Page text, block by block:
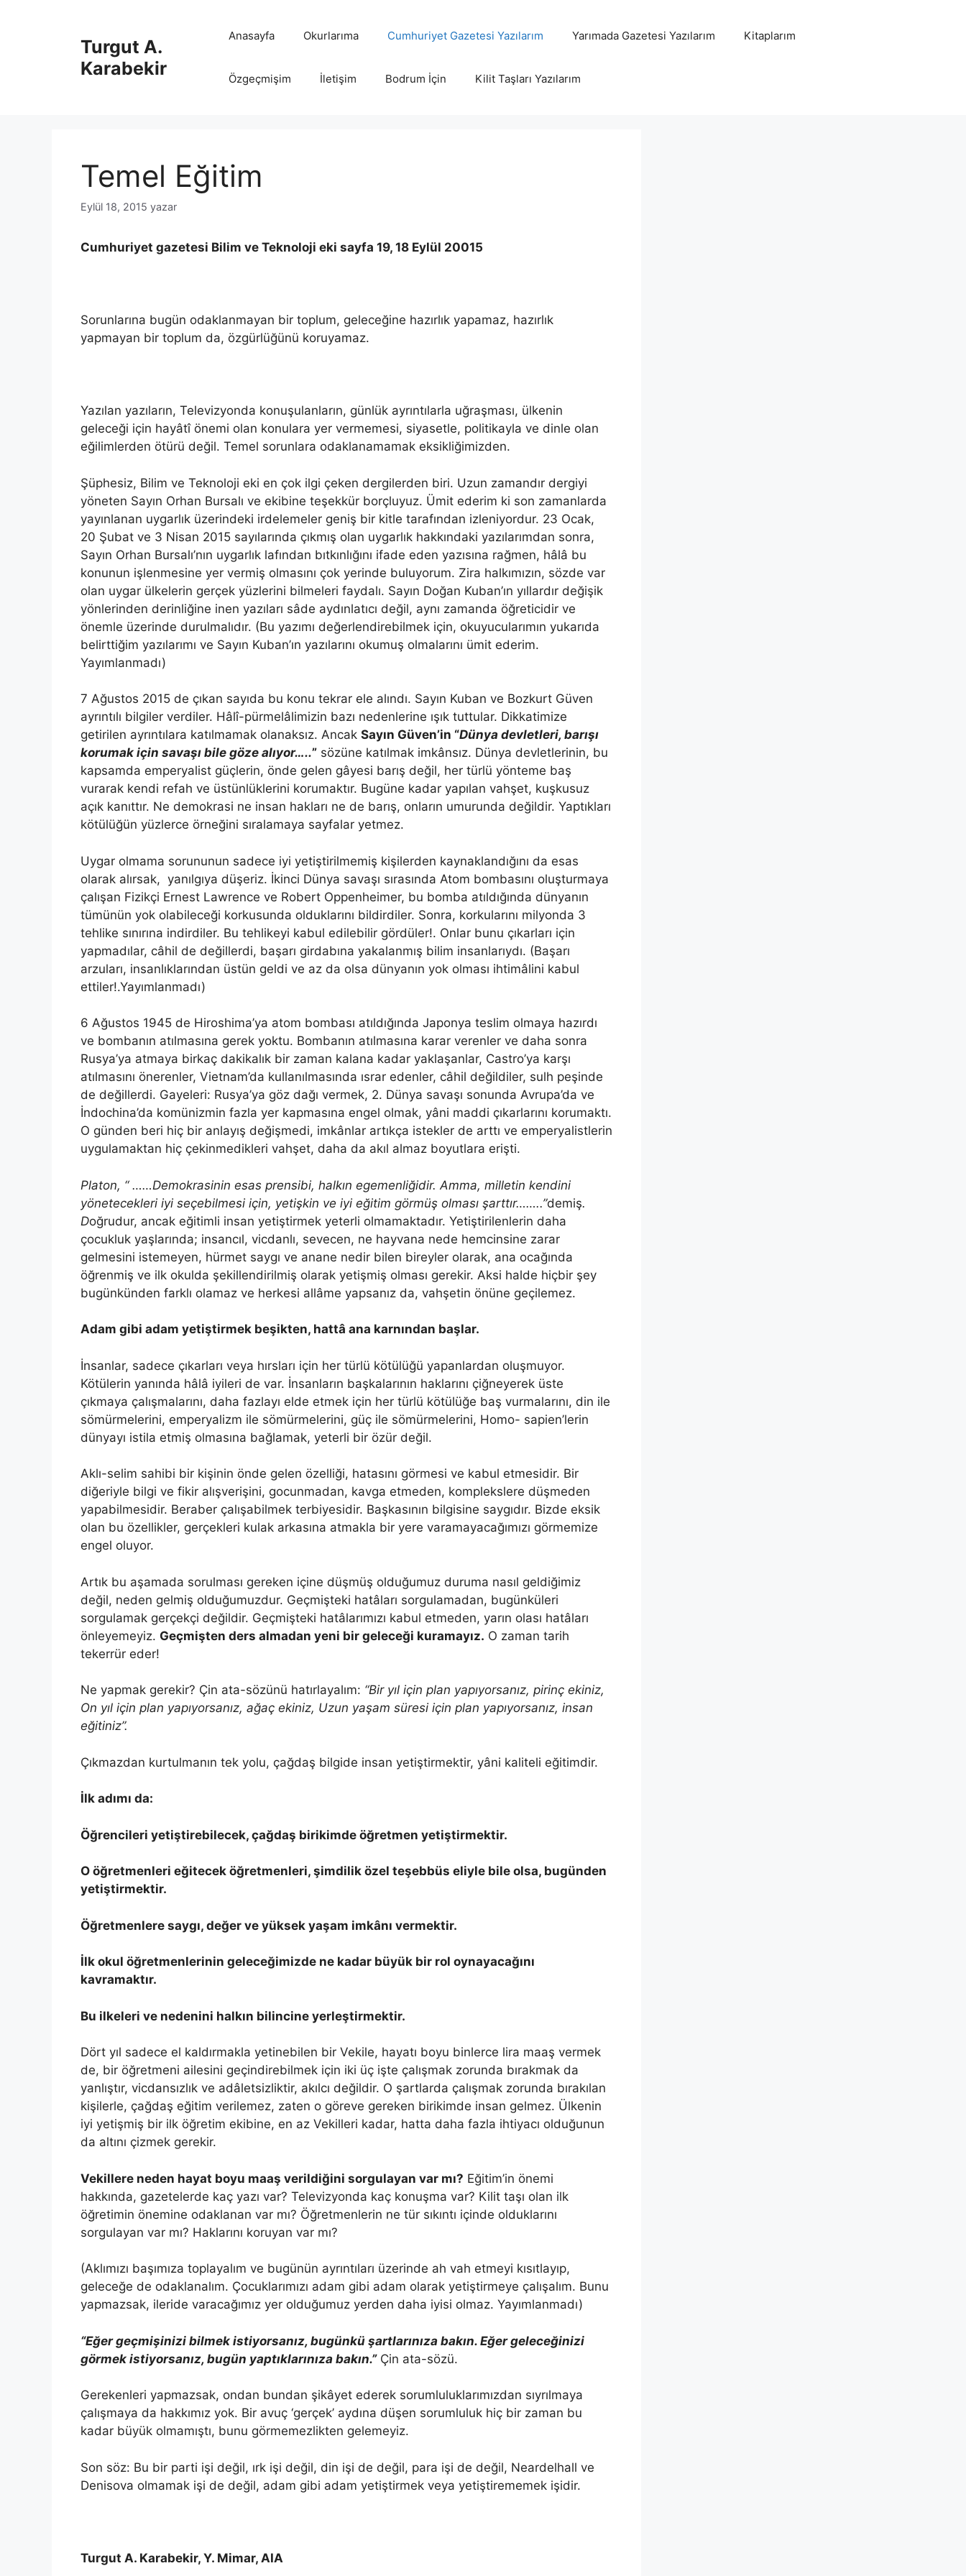
Turgut A.
Karabekir
Anasayfa Okurlarıma Cumhuriyet Gazetesi Yazılarım Yarımada Gazetesi Yazılarım Kitaplarım
Özgeçmişim İletişim Bodrum İçin Kilit Taşları Yazılarım
Temel Eğitim
Eylül 18, 2015 yazar
Cumhuriyet gazetesi Bilim ve Teknoloji eki sayfa 19, 18 Eylül 20015
Sorunlarına bugün odaklanmayan bir toplum, geleceğine hazırlık yapamaz, hazırlık
yapmayan bir toplum da, özgürlüğünü koruyamaz.
Yazılan yazıların, Televizyonda konuşulanların, günlük ayrıntılarla uğraşması, ülkenin
geleceği için hayâtî önemi olan konulara yer vermemesi, siyasetle, politikayla ve dinle olan
eğilimlerden ötürü değil. Temel sorunlara odaklanamamak eksikliğimizden.
Şüphesiz, Bilim ve Teknoloji eki en çok ilgi çeken dergilerden biri. Uzun zamandır dergiyi
yöneten Sayın Orhan Bursalı ve ekibine teşekkür borçluyuz. Ümit ederim ki son zamanlarda
yayınlanan uygarlık üzerindeki irdelemeler geniş bir kitle tarafından izleniyordur. 23 Ocak,
20 Şubat ve 3 Nisan 2015 sayılarında çıkmış olan uygarlık hakkındaki yazılarımdan sonra,
Sayın Orhan Bursalı’nın uygarlık lafından bıtkınlığını ifade eden yazısına rağmen, hâlâ bu
konunun işlenmesine yer vermiş olmasını çok yerinde buluyorum. Zira halkımızın, sözde var
olan uygar ülkelerin gerçek yüzlerini bilmeleri faydalı. Sayın Doğan Kuban’ın yıllardır değişik
yönlerinden derinliğine inen yazıları sâde aydınlatıcı değil, aynı zamanda öğreticidir ve
önemle üzerinde durulmalıdır. (Bu yazımı değerlendirebilmek için, okuyucularımın yukarıda
belirttiğim yazılarımı ve Sayın Kuban’ın yazılarını okumuş olmalarını ümit ederim.
Yayımlanmadı)
7 Ağustos 2015 de çıkan sayıda bu konu tekrar ele alındı. Sayın Kuban ve Bozkurt Güven
ayrıntılı bilgiler verdiler. Hâlî-pürmelâlimizin bazı nedenlerine ışık tuttular. Dikkatimize
getirilen ayrıntılara katılmamak olanaksız. Ancak Sayın Güven’in “Dünya devletleri, barışı
korumak için savaşı bile göze alıyor…..” sözüne katılmak imkânsız. Dünya devletlerinin, bu
kapsamda emperyalist güçlerin, önde gelen gâyesi barış değil, her türlü yönteme baş
vurarak kendi refah ve üstünlüklerini korumaktır. Bugüne kadar yapılan vahşet, kuşkusuz
açık kanıttır. Ne demokrasi ne insan hakları ne de barış, onların umurunda değildir. Yaptıkları
kötülüğün yüzlerce örneğini sıralamaya sayfalar yetmez.
Uygar olmama sorununun sadece iyi yetiştirilmemiş kişilerden kaynaklandığını da esas
olarak alırsak, yanılgıya düşeriz. İkinci Dünya savaşı sırasında Atom bombasını oluşturmaya
çalışan Fizikçi Ernest Lawrence ve Robert Oppenheimer, bu bomba atıldığında dünyanın
tümünün yok olabileceği korkusunda olduklarını bildirdiler. Sonra, korkularını milyonda 3
tehlike sınırına indirdiler. Bu tehlikeyi kabul edilebilir gördüler!. Onlar bunu çıkarları için
yapmadılar, câhil de değillerdi, başarı girdabına yakalanmış bilim insanlarıydı. (Başarı
arzuları, insanlıklarından üstün geldi ve az da olsa dünyanın yok olması ihtimâlini kabul
ettiler!.Yayımlanmadı)
6 Ağustos 1945 de Hiroshima’ya atom bombası atıldığında Japonya teslim olmaya hazırdı
ve bombanın atılmasına gerek yoktu. Bombanın atılmasına karar verenler ve daha sonra
Rusya’ya atmaya birkaç dakikalık bir zaman kalana kadar yaklaşanlar, Castro’ya karşı
atılmasını önerenler, Vietnam’da kullanılmasında ısrar edenler, câhil değildiler, sulh peşinde
de değillerdi. Gayeleri: Rusya’ya göz dağı vermek, 2. Dünya savaşı sonunda Avrupa’da ve
İndochina’da komünizmin fazla yer kapmasına engel olmak, yâni maddi çıkarlarını korumaktı.
O günden beri hiç bir anlayış değişmedi, imkânlar artıkça istekler de arttı ve emperyalistlerin
uygulamaktan hiç çekinmedikleri vahşet, daha da akıl almaz boyutlara erişti.
Platon, “ ……Demokrasinin esas prensibi, halkın egemenliğidir. Amma, milletin kendini
yönetecekleri iyi seçebilmesi için, yetişkin ve iyi eğitim görmüş olması şarttır……..”demiş.
Doğrudur, ancak eğitimli insan yetiştirmek yeterli olmamaktadır. Yetiştirilenlerin daha
çocukluk yaşlarında; insancıl, vicdanlı, sevecen, ne hayvana nede hemcinsine zarar
gelmesini istemeyen, hürmet saygı ve anane nedir bilen bireyler olarak, ana ocağında
öğrenmiş ve ilk okulda şekillendirilmiş olarak yetişmiş olması gerekir. Aksi halde hiçbir şey
bugünkünden farklı olamaz ve herkesi allâme yapsanız da, vahşetin önüne geçilemez.
Adam gibi adam yetiştirmek beşikten, hattâ ana karnından başlar.
İnsanlar, sadece çıkarları veya hırsları için her türlü kötülüğü yapanlardan oluşmuyor.
Kötülerin yanında hâlâ iyileri de var. İnsanların başkalarının haklarını çiğneyerek üste
çıkmaya çalışmalarını, daha fazlayı elde etmek için her türlü kötülüğe baş vurmalarını, din ile
sömürmelerini, emperyalizm ile sömürmelerini, güç ile sömürmelerini, Homo- sapien’lerin
dünyayı istila etmiş olmasına bağlamak, yeterli bir özür değil.
Aklı-selim sahibi bir kişinin önde gelen özelliği, hatasını görmesi ve kabul etmesidir. Bir
diğeriyle bilgi ve fikir alışverişini, gocunmadan, kavga etmeden, komplekslere düşmeden
yapabilmesidir. Beraber çalışabilmek terbiyesidir. Başkasının bilgisine saygıdır. Bizde eksik
olan bu özellikler, gerçekleri kulak arkasına atmakla bir yere varamayacağımızı görmemize
engel oluyor.
Artık bu aşamada sorulması gereken içine düşmüş olduğumuz duruma nasıl geldiğimiz
değil, neden gelmiş olduğumuzdur. Geçmişteki hatâları sorgulamadan, bugünküleri
sorgulamak gerçekçi değildir. Geçmişteki hatâlarımızı kabul etmeden, yarın olası hatâları
önleyemeyiz. Geçmişten ders almadan yeni bir geleceği kuramayız. O zaman tarih
tekerrür eder!
Ne yapmak gerekir? Çin ata-sözünü hatırlayalım: “Bir yıl için plan yapıyorsanız, pirinç ekiniz,
On yıl için plan yapıyorsanız, ağaç ekiniz, Uzun yaşam süresi için plan yapıyorsanız, insan
eğitiniz”.
Çıkmazdan kurtulmanın tek yolu, çağdaş bilgide insan yetiştirmektir, yâni kaliteli eğitimdir.
İlk adımı da:
Öğrencileri yetiştirebilecek, çağdaş birikimde öğretmen yetiştirmektir.
O öğretmenleri eğitecek öğretmenleri, şimdilik özel teşebbüs eliyle bile olsa, bugünden
yetiştirmektir.
Öğretmenlere saygı, değer ve yüksek yaşam imkânı vermektir.
İlk okul öğretmenlerinin geleceğimizde ne kadar büyük bir rol oynayacağını
kavramaktır.
Bu ilkeleri ve nedenini halkın bilincine yerleştirmektir.
Dört yıl sadece el kaldırmakla yetinebilen bir Vekile, hayatı boyu binlerce lira maaş vermek
de, bir öğretmeni ailesini geçindirebilmek için iki üç işte çalışmak zorunda bırakmak da
yanlıştır, vicdansızlık ve adâletsizliktir, akılcı değildir. O şartlarda çalışmak zorunda bırakılan
kişilerle, çağdaş eğitim verilemez, zaten o göreve gereken birikimde insan gelmez. Ülkenin
iyi yetişmiş bir ilk öğretim ekibine, en az Vekilleri kadar, hatta daha fazla ihtiyacı olduğunun
da altını çizmek gerekir.
Vekillere neden hayat boyu maaş verildiğini sorgulayan var mı? Eğitim’in önemi
hakkında, gazetelerde kaç yazı var? Televizyonda kaç konuşma var? Kilit taşı olan ilk
öğretimin önemine odaklanan var mı? Öğretmenlerin ne tür sıkıntı içinde olduklarını
sorgulayan var mı? Haklarını koruyan var mı?
(Aklımızı başımıza toplayalım ve bugünün ayrıntıları üzerinde ah vah etmeyi kısıtlayıp,
geleceğe de odaklanalım. Çocuklarımızı adam gibi adam olarak yetiştirmeye çalışalım. Bunu
yapmazsak, ileride varacağımız yer olduğumuz yerden daha iyisi olmaz. Yayımlanmadı)
“Eğer geçmişinizi bilmek istiyorsanız, bugünkü şartlarınıza bakın. Eğer geleceğinizi
görmek istiyorsanız, bugün yaptıklarınıza bakın.”Çin ata-sözü.
Gerekenleri yapmazsak, ondan bundan şikâyet ederek sorumluluklarımızdan sıyrılmaya
çalışmaya da hakkımız yok. Bir avuç ‘gerçek’ aydına düşen sorumluluk hiç bir zaman bu
kadar büyük olmamıştı, bunu görmemezlikten gelemeyiz.
Son söz: Bu bir parti işi değil, ırk işi değil, din işi de değil, para işi de değil, Neardelhall ve
Denisova olmamak işi de değil, adam gibi adam yetiştirmek veya yetiştirememek işidir.
Turgut A. Karabekir, Y. Mimar, AIA